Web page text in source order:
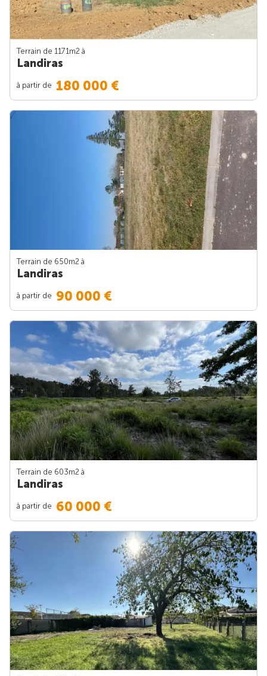
Terrain de 1171m2 à
Landiras
à partir de 180 000 €
Terrain de 650m2 à
Landiras
à partir de 90 000 €
Terrain de 603m2 à
Landiras
à partir de 60 000 €